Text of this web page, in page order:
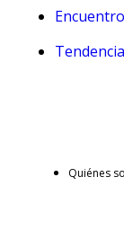
Quiénes